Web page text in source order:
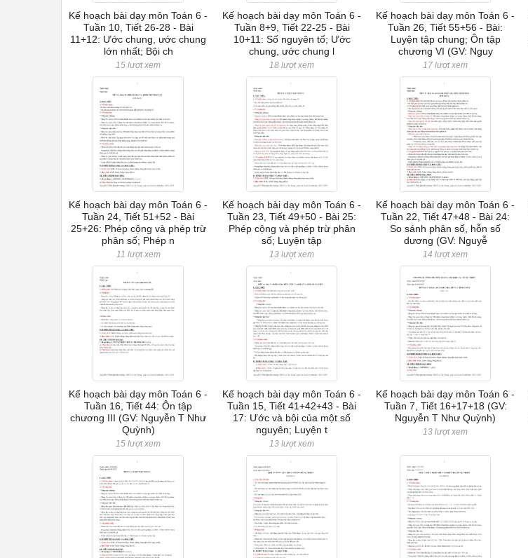
Kế hoạch bài dạy môn Toán 6 -
Tuần 10, Tiết 26-28 - Bài
11+12: Ước chung, ước chung
lớn nhất; Bội ch
15 lượt xem
Kế hoạch bài dạy môn Toán 6 -
Tuần 8+9, Tiết 22-25 - Bài
10+11: Số nguyên tố; Ước
chung, ước chung l
18 lượt xem
Kế hoạch bài dạy môn Toán 6 -
Tuần 26, Tiết 55+56 - Bài:
Luyện tập chung; Ôn tập
chương VI (GV: Nguy
17 lượt xem
Kế hoạch bài dạy môn Toán 6 -
Tuần 24, Tiết 51+52 - Bài
25+26: Phép cộng và phép trừ
phân số; Phép n
11 lượt xem
Kế hoạch bài dạy môn Toán 6 -
Tuần 23, Tiết 49+50 - Bài 25:
Phép cộng và phép trừ phân
số; Luyện tập
13 lượt xem
Kế hoạch bài dạy môn Toán 6 -
Tuần 22, Tiết 47+48 - Bài 24:
So sánh phân số, hỗn số
dương (GV: Nguyễ
14 lượt xem
Kế hoạch bài dạy môn Toán 6 -
Tuần 16, Tiết 44: Ôn tập
chương III (GV: Nguyễn T Như
Quỳnh)
15 lượt xem
Kế hoạch bài dạy môn Toán 6 -
Tuần 15, Tiết 41+42+43 - Bài
17: Ước và bội của một số
nguyên; Luyện t
13 lượt xem
Kế hoạch bài dạy môn Toán 6 -
Tuần 7, Tiết 16+17+18 (GV:
Nguyễn T Như Quỳnh)
13 lượt xem